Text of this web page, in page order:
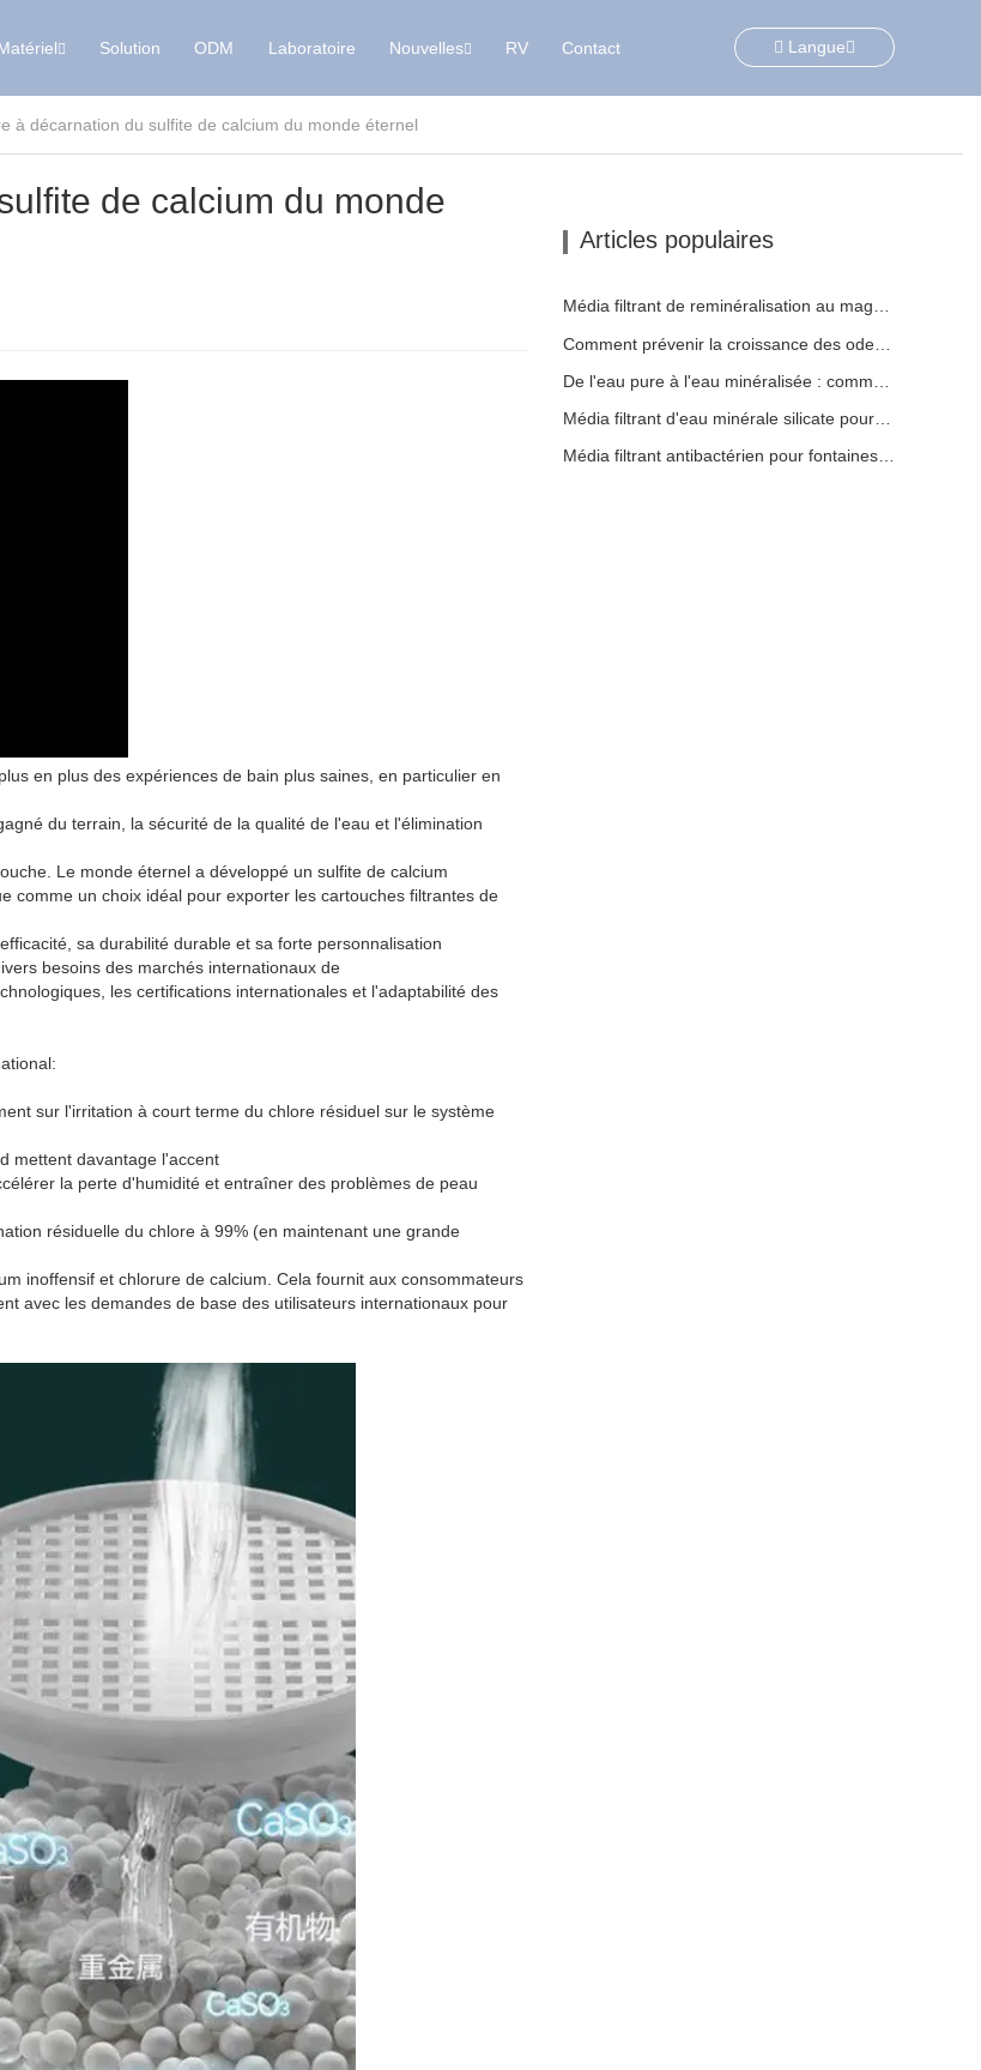
Matériel Solution ODM Laboratoire Nouvelles RV Contact Langue
à décarnation du sulfite de calcium du monde éternel
de calcium du monde
en plus des expériences de bain plus saines, en particulier en
du terrain, la sécurité de la qualité de l'eau et l'élimination
Le monde éternel a développé un sulfite de calcium
comme un choix idéal pour exporter les cartouches filtrantes de
sa durabilité durable et sa forte personnalisation
besoins des marchés internationaux de
les certifications internationales et l'adaptabilité des
sur l'irritation à court terme du chlore résiduel sur le système
mettent davantage l'accent
la perte d'humidité et entraîner des problèmes de peau
résiduelle du chlore à 99% (en maintenant une grande
inoffensif et chlorure de calcium. Cela fournit aux consommateurs
avec les demandes de base des utilisateurs internationaux pour
Articles populaires
Média filtrant de reminéralisation au magnésium pour systèmes d'eau RO
Comment prévenir la croissance des odeurs et des bactéries dans les réservoirs d'eaux usées des balayeuses de sol
Média filtrant d'eau minérale silicate pour systèmes d'osmose inverse | Technologie ETERNAL WORLD Mineral Gem®
Média filtrant antibactérien pour fontaines à eau pour animaux